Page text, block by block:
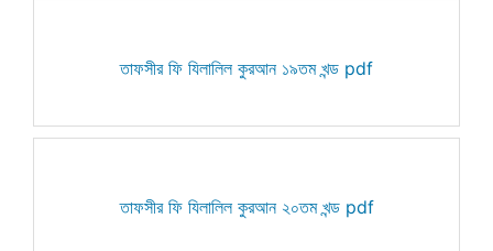
তাফসীর ফি যিলালিল কুরআন ১৯তম খন্ড pdf
তাফসীর ফি যিলালিল কুরআন ২০তম খন্ড pdf